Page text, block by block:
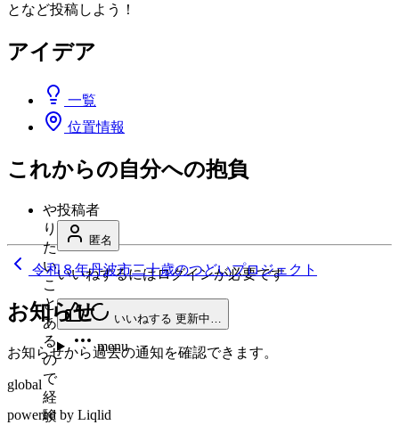
となど投稿しよう！
アイデア
一覧
位置情報
これからの自分への抱負
や
り
た
い
こ
と
あ
る
の
で
経
験
投稿者
匿名
いいねするにはログインが必要です
いいねする 更新中…
menu
令和８年丹波市二十歳のつどいプロジェクト
お知らせ
お知らせから過去の通知を確認できます。
global
powered by Liqlid